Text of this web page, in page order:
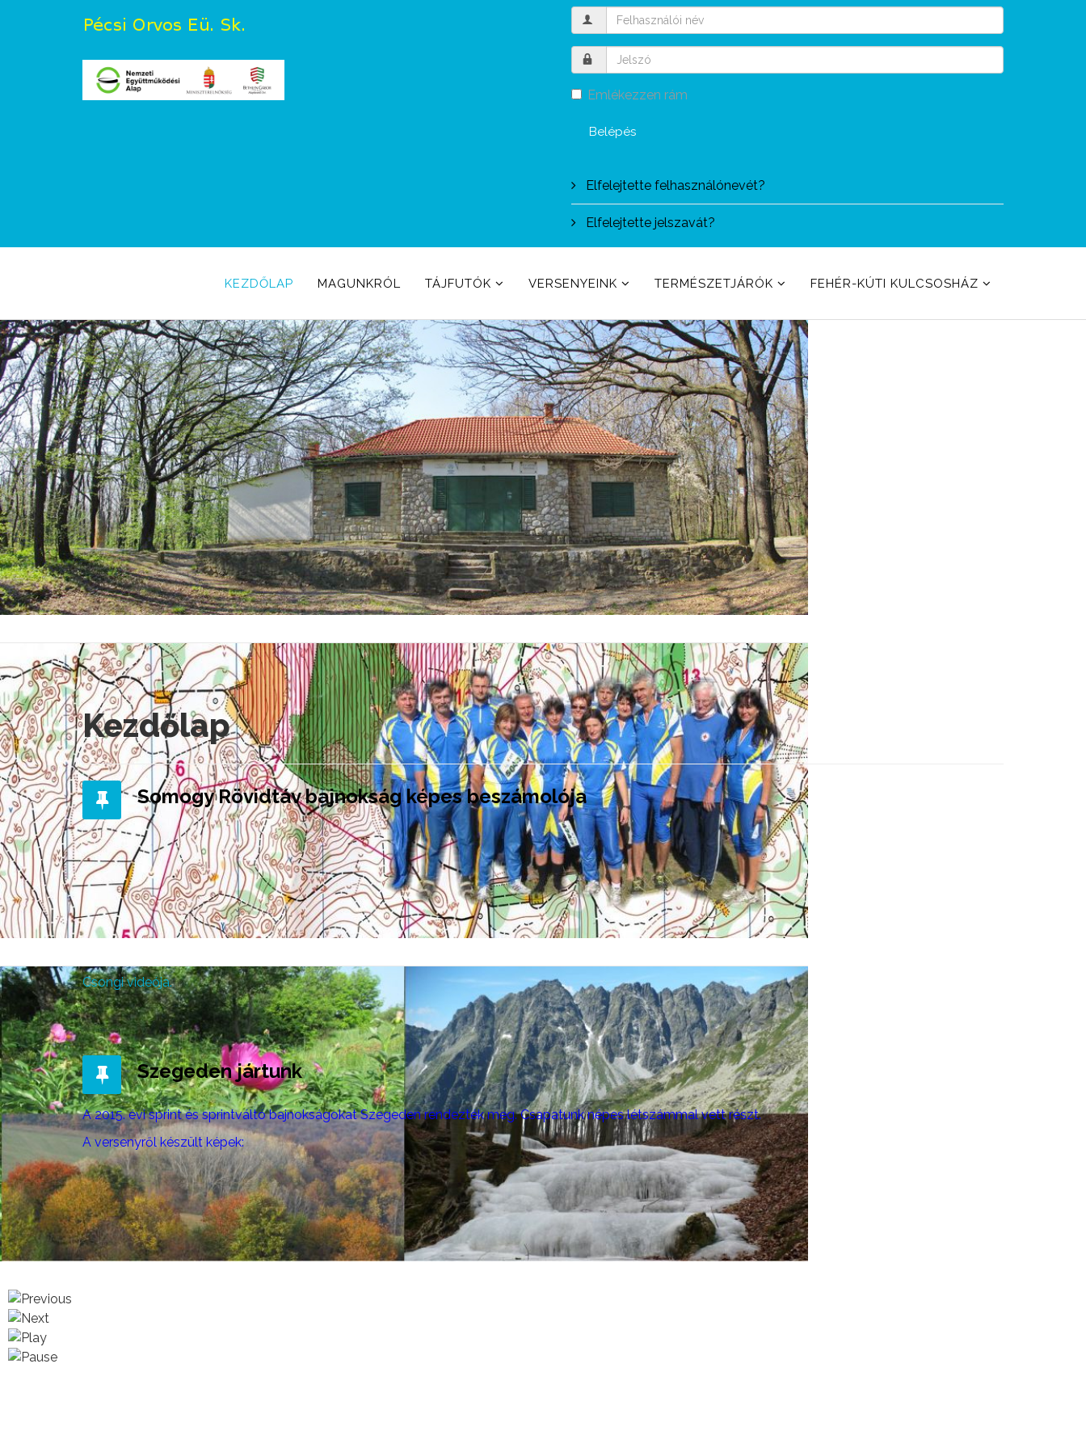
Emlékezzen rám
Belépés
Elfelejtette felhasználónevét?
Elfelejtette jelszavát?
KEZDŐLAP MAGUNKRÓL TÁJFUTÓK VERSENYEINK TERMÉSZETJÁRÓK FEHÉR-KÚTI KULCSOSHÁZ
Kezdőlap
Somogy Rövidtáv bajnokság képes beszámolója
Csongi videója.
Szegeden jártunk
A 2015. évi sprint és sprintváltó bajnokságokat Szegeden rendezték meg. Csapatunk népes létszámmal vett részt.
A versenyről készült képek: